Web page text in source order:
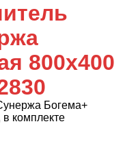
800x400
Богема+
комплекте